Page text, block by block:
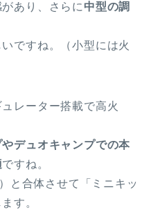
あり、さらに中型の調
ですね。（小型には火
レーター搭載で高火
デュオキャンプでの本
ですね。
と合体させて「ミニキッ
す。